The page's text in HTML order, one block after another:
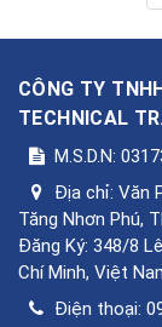
CÔNG TY
TECHNICAL
M.S.D.N:
Địa chỉ: Văn
Tăng Nhơn Phú,
Đăng Ký: 348/8
Chí Minh, Việt
Điện thoại: